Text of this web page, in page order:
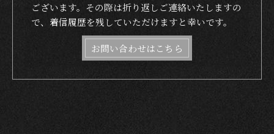
ございます。その際は折り返しご連絡いたしますの
で、着信履歴を残していただけますと幸いです。
お問い合わせはこちら